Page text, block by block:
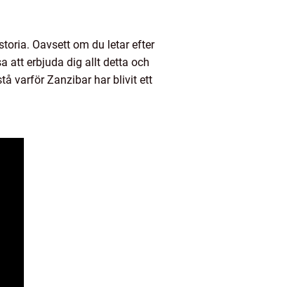
Oavsett om du letar efter
att erbjuda dig allt detta och
varför Zanzibar har blivit ett